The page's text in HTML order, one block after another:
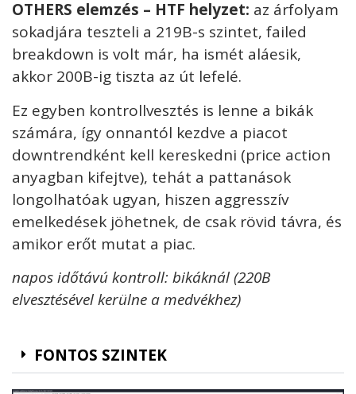
OTHERS elemzés – HTF helyzet: az árfolyam
sokadjára teszteli a 219B-s szintet, failed
breakdown is volt már, ha ismét aláesik,
akkor 200B-ig tiszta az út lefelé.
Ez egyben kontrollvesztés is lenne a bikák
számára, így onnantól kezdve a piacot
downtrendként kell kereskedni (price action
anyagban kifejtve), tehát a pattanások
longolhatóak ugyan, hiszen aggresszív
emelkedések jöhetnek, de csak rövid távra, és
amikor erőt mutat a piac.
napos időtávú kontroll: bikáknál (220B
elvesztésével kerülne a medvékhez)
FONTOS SZINTEK